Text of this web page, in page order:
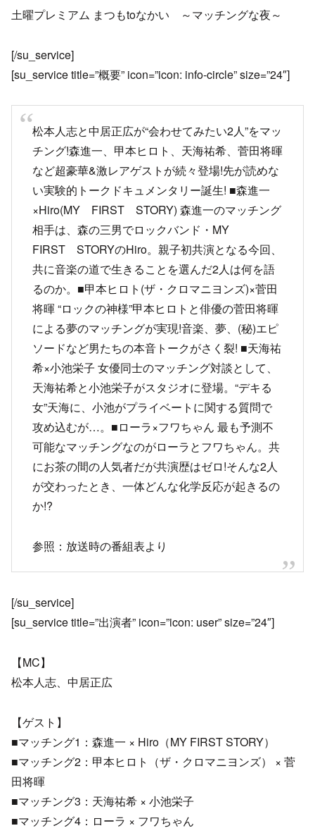
土曜プレミアム まつもtoなかい ～マッチングな夜～
[/su_service]
[su_service title=”概要” icon=”icon: info-circle” size=”24″]
松本人志と中居正広が“会わせてみたい2人”をマッ
チング!森進一、甲本ヒロト、天海祐希、菅田将暉
など超豪華&激レアゲストが続々登場!先が読めな
い実験的トークドキュメンタリー誕生! ■森進一
×Hiro(MY FIRST STORY) 森進一のマッチング
相手は、森の三男でロックバンド・MY
FIRST STORYのHiro。親子初共演となる今回、
共に音楽の道で生きることを選んだ2人は何を語
るのか。■甲本ヒロト(ザ・クロマニヨンズ)×菅田
将暉 “ロックの神様”甲本ヒロトと俳優の菅田将暉
による夢のマッチングが実現!音楽、夢、(秘)エピ
ソードなど男たちの本音トークがさく裂! ■天海祐
希×小池栄子 女優同士のマッチング対談として、
天海祐希と小池栄子がスタジオに登場。“デキる
女”天海に、小池がプライベートに関する質問で
攻め込むが…。■ローラ×フワちゃん 最も予測不
可能なマッチングなのがローラとフワちゃん。共
にお茶の間の人気者だが共演歴はゼロ!そんな2人
が交わったとき、一体どんな化学反応が起きるの
か!?
参照：放送時の番組表より
[/su_service]
[su_service title=”出演者” icon=”icon: user” size=”24″]
【MC】
松本人志、中居正広
【ゲスト】
■マッチング1：森進一 × Hiro（MY FIRST STORY）
■マッチング2：甲本ヒロト（ザ・クロマニヨンズ） × 菅
田将暉
■マッチング3：天海祐希 × 小池栄子
■マッチング4：ローラ × フワちゃん